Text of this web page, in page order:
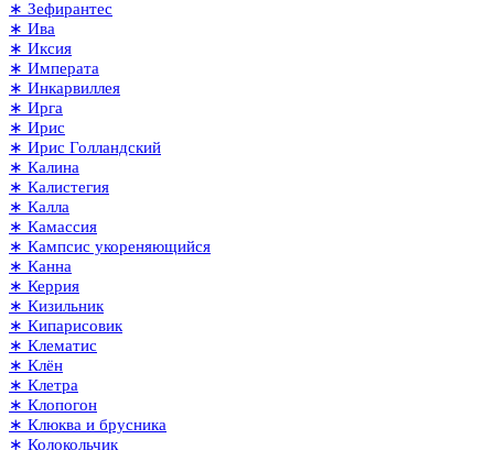
∗ Зефирантес
∗ Ива
∗ Иксия
∗ Императа
∗ Инкарвиллея
∗ Ирга
∗ Ирис
∗ Ирис Голландский
∗ Калина
∗ Калистегия
∗ Калла
∗ Камассия
∗ Кампсис укореняющийся
∗ Канна
∗ Керрия
∗ Кизильник
∗ Кипарисовик
∗ Клематис
∗ Клён
∗ Клетра
∗ Клопогон
∗ Клюква и брусника
∗ Колокольчик